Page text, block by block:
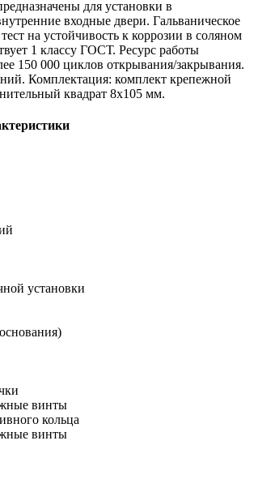
для установки в
входные двери. Гальваническое
на устойчивость к коррозии в соляном
1 классу ГОСТ. Ресурс работы
150 000 циклов открывания/закрывания.
Комплектация: комплект крепежной
квадрат 8x105 мм.
установки
винты
кольца
винты